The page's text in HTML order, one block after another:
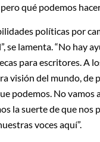
qué podemos
políticas por
lamenta. “No hay
para escritores. A
visión del mundo, de
podemos. No vamos
la suerte de que nos
voces aquí”.